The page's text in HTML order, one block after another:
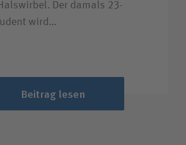
Der damals 23-
wird…
Beitrag lesen